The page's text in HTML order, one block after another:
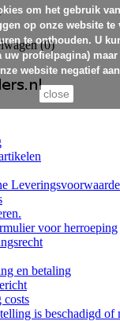
(0)
voor herroeping
en betaling
costs
is beschadigd of
om het gebruik
op onze website te
te onthouden. U
uw profielpagina)
website negatief
close